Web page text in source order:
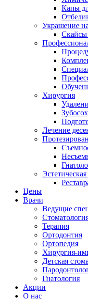
Капы
Украшение
Скайсы
Хирургия
Лечение
Цены
Врачи
Ведущие
Терапия
Ортодонтия
Ортопедия
Хирургия-
Детская
Гнатология
Акции
О нас